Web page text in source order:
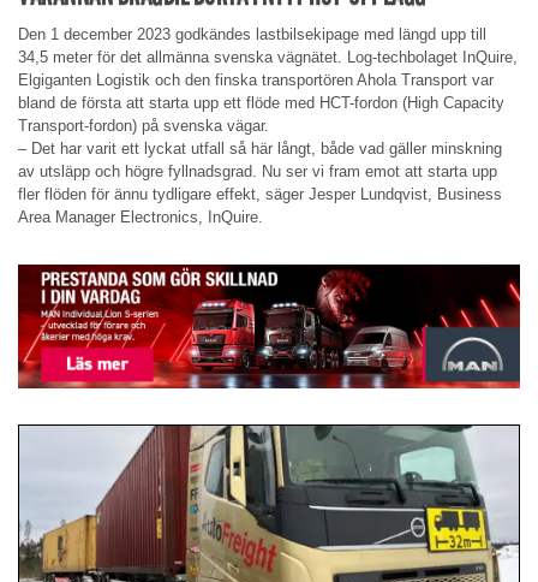
Den 1 december 2023 godkändes lastbilsekipage med längd upp till
34,5 meter för det allmänna svenska vägnätet. Log-techbolaget InQuire,
Elgiganten Logistik och den finska transportören Ahola Transport var
bland de första att starta upp ett flöde med HCT-fordon (High Capacity
Transport-fordon) på svenska vägar.
– Det har varit ett lyckat utfall så här långt, både vad gäller minskning
av utsläpp och högre fyllnadsgrad. Nu ser vi fram emot att starta upp
fler flöden för ännu tydligare effekt, säger Jesper Lundqvist, Business
Area Manager Electronics, InQuire.